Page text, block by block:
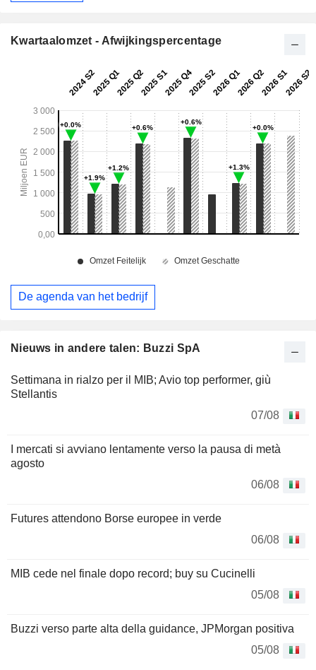
Nieuws in andere talen: Buzzi SpA
Settimana in rialzo per il MIB; Avio top performer, giù
Stellantis
07/08
I mercati si avviano lentamente verso la pausa di metà
agosto
06/08
Futures attendono Borse europee in verde
06/08
MIB cede nel finale dopo record; buy su Cucinelli
05/08
Buzzi verso parte alta della guidance, JPMorgan positiva
05/08
Kwartaalomzet - Afwijkingspercentage
De agenda van het bedrijf